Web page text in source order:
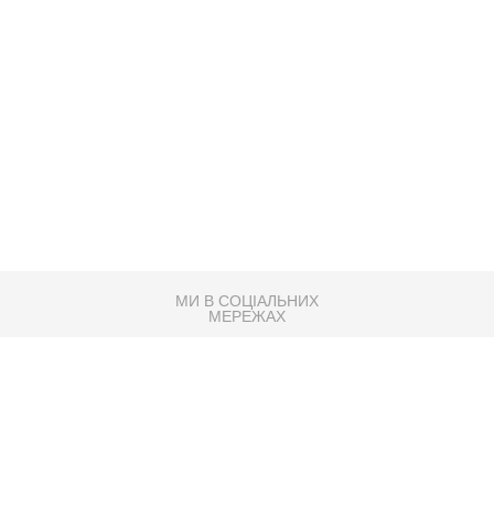
МИ В СОЦІАЛЬНИХ
МЕРЕЖАХ